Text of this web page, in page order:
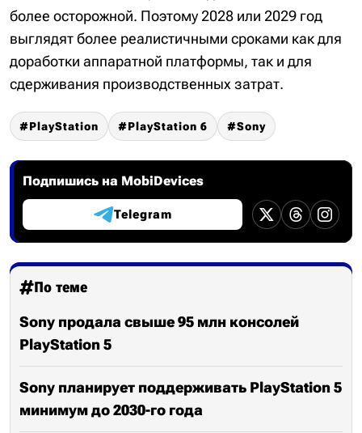
более осторожной. Поэтому 2028 или 2029 год
выглядят более реалистичными сроками как для
доработки аппаратной платформы, так и для
сдерживания производственных затрат.
PlayStation PlayStation 6 Sony
Подпишись на MobiDevices
Telegram
По теме
Sony продала свыше 95 млн консолей
PlayStation 5
Sony планирует поддерживать PlayStation 5
минимум до 2030-го года